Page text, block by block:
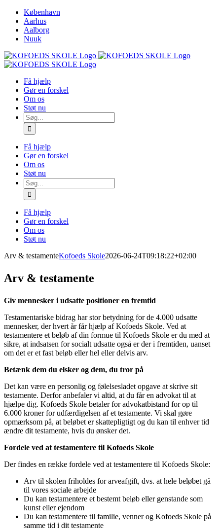
Skip
content
København
Aarhus
Aalborg
Nuuk
Få hjælp
Gør en forskel
Om os
Støt nu
Søg
efter:
Få hjælp
Gør en forskel
Om os
Støt nu
Søg
efter:
Få hjælp
Gør en forskel
Om os
Støt nu
Arv & testamenteKofoeds Skole2026-06-24T09:18:22+02:00
Arv & testamente
Giv mennesker i udsatte positioner en fremtid
Testamentariske bidrag har stor betydning for de 4.000 udsatte
mennesker, der hvert år får hjælp af Kofoeds Skole. Ved at
testamentere et beløb af din formue til Kofoeds Skole er du med at
sikre, at indsatsen for socialt udsatte også er der i fremtiden, uanset
om det er et fast beløb eller hel eller delvis arv.
Betænk dem du elsker og dem, du tror på
Det kan være en personlig og følelsesladet opgave at skrive sit
testamente. Derfor anbefaler vi altid, at du får en advokat til at
hjælpe dig. Kofoeds Skole betaler for advokatbistand for op til
6.000 kroner for udfærdigelsen af et testamente. Vi skal gøre
opmærksom på, at beløbet er skattepligtigt og du kan til enhver tid
ændre dit testamente, hvis du ønsker det.
Fordele ved at testamentere til Kofoeds Skole
Der findes en række fordele ved at testamentere til Kofoeds Skole:
Arv til skolen friholdes for arveafgift, dvs. at hele beløbet gå
til vores sociale arbejde
Du kan testamentere et bestemt beløb eller genstande som
kunst eller ejendom
Du kan testamentere til familie, venner og Kofoeds Skole på
samme tid i dit testamente